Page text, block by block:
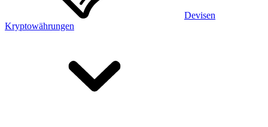
Devisen
Kryptowährungen